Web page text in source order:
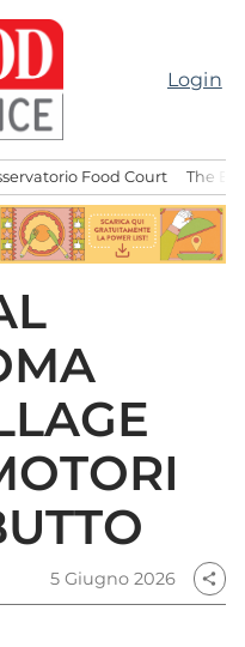
Login
Food Court The
5 Giugno 2026 share